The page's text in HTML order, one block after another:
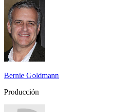
Bernie Goldmann
Producción